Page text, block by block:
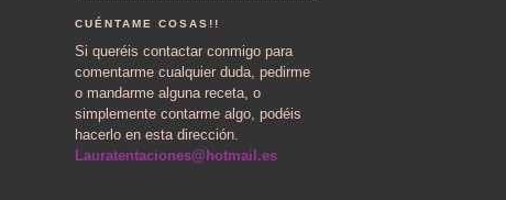
CUÉNTAME COSAS!!
Si queréis contactar conmigo para
comentarme cualquier duda, pedirme
o mandarme alguna receta, o
simplemente contarme algo, podéis
hacerlo en esta dirección.
Lauratentaciones@hotmail.es